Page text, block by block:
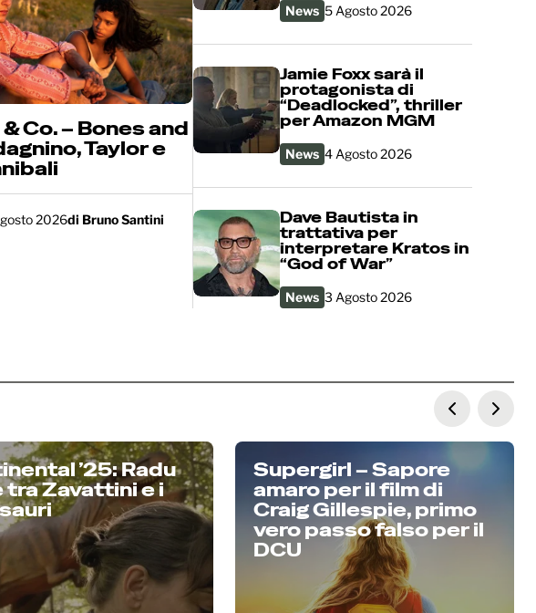
Co. – Bones and
Taylor e
2026di Bruno Santini
News 5 Agosto 2026
Jamie Foxx sarà il
protagonista di
“Deadlocked”, thriller
per Amazon MGM
News 4 Agosto 2026
Dave Bautista in
trattativa per
interpretare Kratos in
“God of War”
News 3 Agosto 2026
’25: Radu
tra Zavattini e i
Supergirl – Sapore
amaro per il film di
Craig Gillespie, primo
vero passo falso per il
DCU